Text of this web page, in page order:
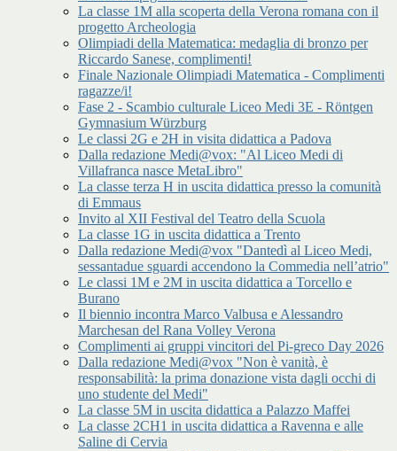
La classe 1M alla scoperta della Verona romana con il
progetto Archeologia
Olimpiadi della Matematica: medaglia di bronzo per
Riccardo Sanese, complimenti!
Finale Nazionale Olimpiadi Matematica - Complimenti
ragazze/i!
Fase 2 - Scambio culturale Liceo Medi 3E - Röntgen
Gymnasium Würzburg
Le classi 2G e 2H in visita didattica a Padova
Dalla redazione Medi@vox: "Al Liceo Medi di
Villafranca nasce MetaLibro"
La classe terza H in uscita didattica presso la comunità
di Emmaus
Invito al XII Festival del Teatro della Scuola
La classe 1G in uscita didattica a Trento
Dalla redazione Medi@vox "Dantedì al Liceo Medi,
sessantadue sguardi accendono la Commedia nell’atrio"
Le classi 1M e 2M in uscita didattica a Torcello e
Burano
Il biennio incontra Marco Valbusa e Alessandro
Marchesan del Rana Volley Verona
Complimenti ai gruppi vincitori del Pi-greco Day 2026
Dalla redazione Medi@vox "Non è vanità, è
responsabilità: la prima donazione vista dagli occhi di
uno studente del Medi"
La classe 5M in uscita didattica a Palazzo Maffei
La classe 2CH1 in uscita didattica a Ravenna e alle
Saline di Cervia